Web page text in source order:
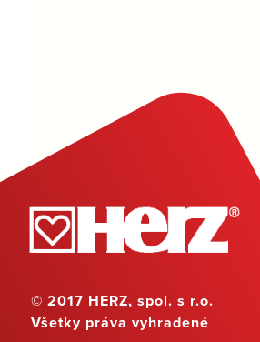
© 2017 HERZ, spol. s r.o.
Všetky práva vyhradené